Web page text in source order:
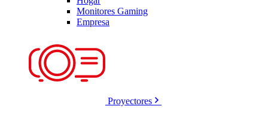
Monitores Gaming
Empresa
Proyectores